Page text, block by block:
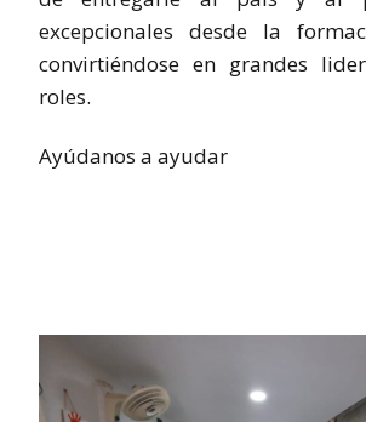
excepcionales desde la
convirtiéndose en grandes
roles.
Ayúdanos a ayudar